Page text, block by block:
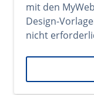
mit den
Design-
nicht